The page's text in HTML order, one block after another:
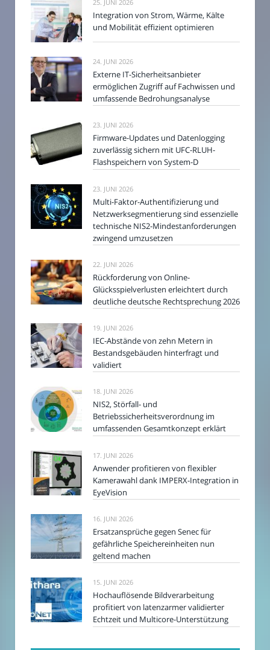
25. JUNI 2026
Integration von Strom, Wärme, Kälte
und Mobilität effizient optimieren
24. JUNI 2026
Externe IT-Sicherheitsanbieter
ermöglichen Zugriff auf Fachwissen und
umfassende Bedrohungsanalyse
23. JUNI 2026
Firmware-Updates und Datenlogging
zuverlässig sichern mit UFC-RLUH-
Flashspeichern von System-D
23. JUNI 2026
Multi-Faktor-Authentifizierung und
Netzwerksegmentierung sind essenzielle
technische NIS2-Mindestanforderungen
zwingend umzusetzen
22. JUNI 2026
Rückforderung von Online-
Glücksspielverlusten erleichtert durch
deutliche deutsche Rechtsprechung 2026
19. JUNI 2026
IEC-Abstände von zehn Metern in
Bestandsgebäuden hinterfragt und
validiert
18. JUNI 2026
NIS2, Störfall- und
Betriebssicherheitsverordnung im
umfassenden Gesamtkonzept erklärt
17. JUNI 2026
Anwender profitieren von flexibler
Kamerawahl dank IMPERX-Integration in
EyeVision
16. JUNI 2026
Ersatzansprüche gegen Senec für
gefährliche Speichereinheiten nun
geltend machen
15. JUNI 2026
Hochauflösende Bildverarbeitung
profitiert von latenzarmer validierter
Echtzeit und Multicore-Unterstützung